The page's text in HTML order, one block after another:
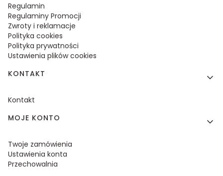
Regulamin
Regulaminy Promocji
Zwroty i reklamacje
Polityka cookies
Polityka prywatności
Ustawienia plików cookies
KONTAKT
Kontakt
MOJE KONTO
Twoje zamówienia
Ustawienia konta
Przechowalnia